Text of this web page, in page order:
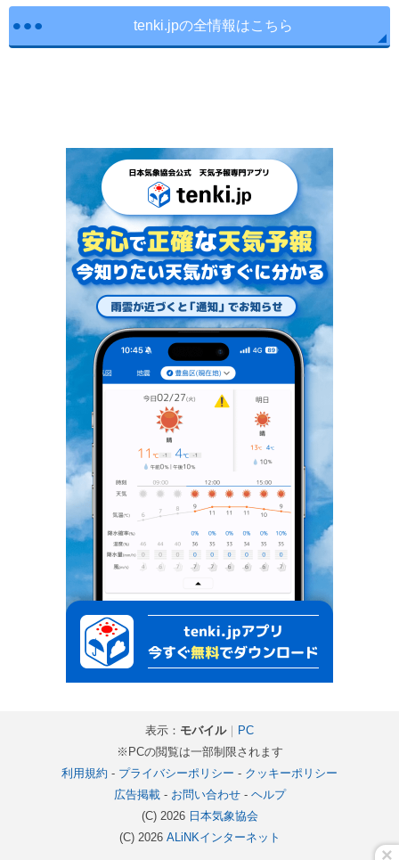
tenki.jpの全情報はこちら
表示： モバイル｜
PC
※PCの閲覧は一部制限されます
利用規約 - プライバシーポリシー - クッキーポリシー
広告掲載- お問い合わせ- ヘルプ
(C) 2026 日本気象協会
(C) 2026 ALiNKインターネット